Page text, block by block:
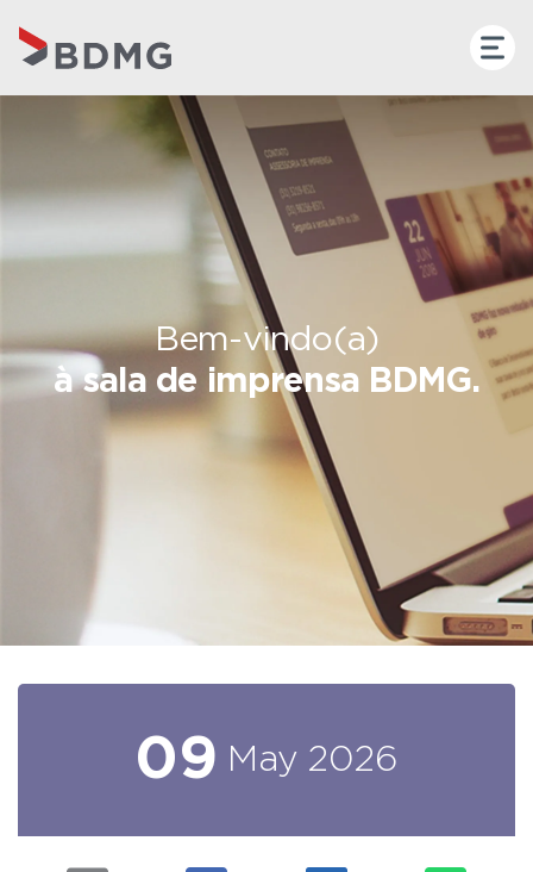
Bem-vindo(a)
à sala de imprensa BDMG.
09 May 2026